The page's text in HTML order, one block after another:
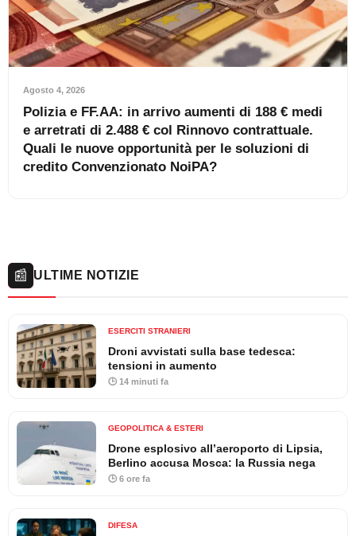
Agosto 4, 2026
Polizia e FF.AA: in arrivo aumenti di 188 € medi
e arretrati di 2.488 € col Rinnovo contrattuale.
Quali le nuove opportunità per le soluzioni di
credito Convenzionato NoiPA?
📰 ULTIME NOTIZIE
ESERCITI STRANIERI
Droni avvistati sulla base tedesca:
tensioni in aumento
🕒 14 minuti fa
GEOPOLITICA & ESTERI
Drone esplosivo all’aeroporto di Lipsia,
Berlino accusa Mosca: la Russia nega
🕒 6 ore fa
DIFESA